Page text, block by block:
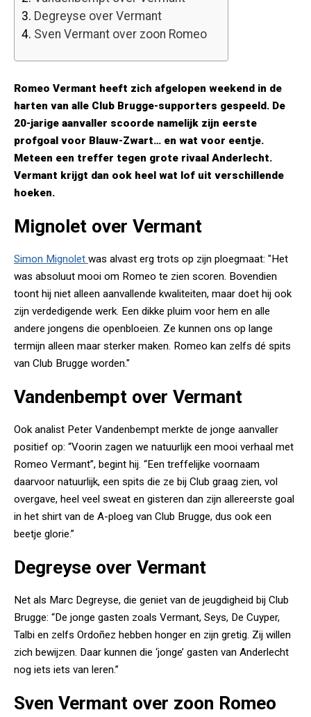
3. Degreyse over Vermant
4. Sven Vermant over zoon Romeo
Romeo Vermant heeft zich afgelopen weekend in de
harten van alle Club Brugge-supporters gespeeld. De
20-jarige aanvaller scoorde namelijk zijn eerste
profgoal voor Blauw-Zwart… en wat voor eentje.
Meteen een treffer tegen grote rivaal Anderlecht.
Vermant krijgt dan ook heel wat lof uit verschillende
hoeken.
Mignolet over Vermant
Simon Mignolet was alvast erg trots op zijn ploegmaat: "Het
was absoluut mooi om Romeo te zien scoren. Bovendien
toont hij niet alleen aanvallende kwaliteiten, maar doet hij ook
zijn verdedigende werk. Een dikke pluim voor hem en alle
andere jongens die openbloeien. Ze kunnen ons op lange
termijn alleen maar sterker maken. Romeo kan zelfs dé spits
van Club Brugge worden."
Vandenbempt over Vermant
Ook analist Peter Vandenbempt merkte de jonge aanvaller
positief op: “Voorin zagen we natuurlijk een mooi verhaal met
Romeo Vermant”, begint hij. “Een treffelijke voornaam
daarvoor natuurlijk, een spits die ze bij Club graag zien, vol
overgave, heel veel sweat en gisteren dan zijn allereerste goal
in het shirt van de A-ploeg van Club Brugge, dus ook een
beetje glorie.”
Degreyse over Vermant
Net als Marc Degreyse, die geniet van de jeugdigheid bij Club
Brugge: “De jonge gasten zoals Vermant, Seys, De Cuyper,
Talbi en zelfs Ordoñez hebben honger en zijn gretig. Zij willen
zich bewijzen. Daar kunnen die ‘jonge’ gasten van Anderlecht
nog iets iets van leren.”
Sven Vermant over zoon Romeo